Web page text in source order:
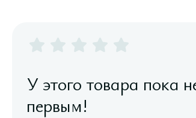
У этого товара пока
первым!